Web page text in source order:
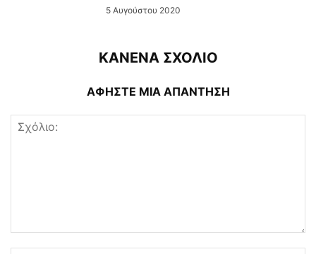
5 Αυγούστου 2020
ΚΑΝΕΝΑ ΣΧΟΛΙΟ
ΑΦΗΣΤΕ ΜΙΑ ΑΠΑΝΤΗΣΗ